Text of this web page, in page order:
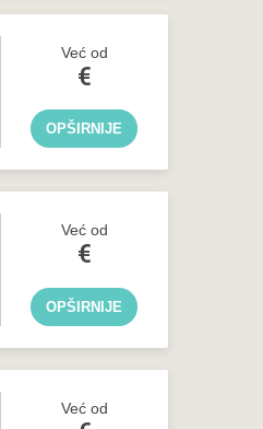
Već od
€
OPŠIRNIJE
Već od
€
OPŠIRNIJE
Već od